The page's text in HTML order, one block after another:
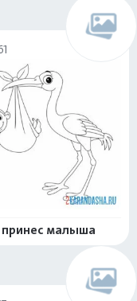
принес малыша